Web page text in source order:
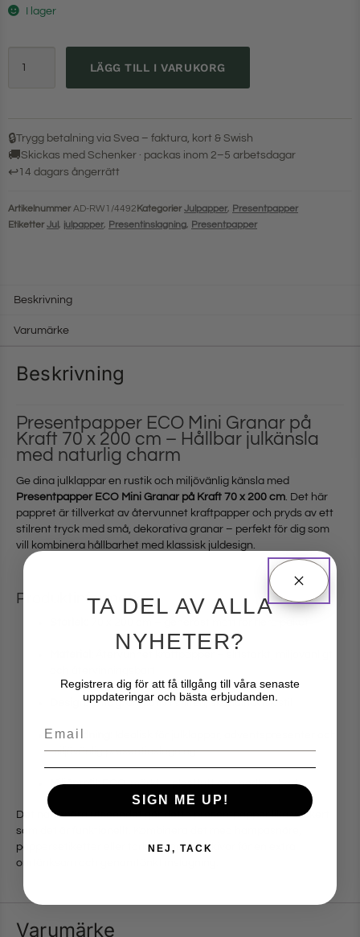
I lager
LÄGG TILL I VARUKORG
🔒Trygg betalning via Svea – faktura, kort & Swish
🚚Skickas med Schenker · packas inom 2–5 arbetsdagar
↩14 dagars ångerrätt
ArtikelnummerAD-RW1/4492Kategorier Julpapper, Presentpapper
Etiketter Jul, julpapper, Presentinslagning, Presentpapper
Beskrivning
Varumärke
Beskrivning
Presentpapper ECO Mini Granar på
Kraft 70 x 200 cm – Hållbar julkänsla
med naturlig charm
Ge dina julklappar en rustik och miljövänlig känsla med
Presentpapper ECO Mini Granar på Kraft 70 x 200 cm. Det här
pappret är tillverkat av återvunnet kraftpapper och pryds av ett
stilrent tryck med små, dekorativa granar – perfekt för dig som
vill kombinera hållbarhet med klassisk juldesign.
Produktinformation:
Design:Små granmotiv i stilren, skandinavisk stil
Användning:
miljövänlig presentinslagning
Miljöprofil:ECO-märkt – plastfritt och nedbrytbart
Det naturnära utseendet gör detta presentpapper lika vackert
som det är funktionellt. Kombinera det med hampasnöre,
pappersetiketter eller torkade apelsinskivor för en extra
omtänksam och genomtänkt inslagning.
Varumärke
TA DEL AV ALLA
NYHETER?
Registrera dig för att få tillgång till våra senaste
uppdateringar och bästa erbjudanden.
Email
SIGN ME UP!
NEJ, TACK